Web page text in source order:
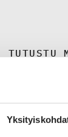
TUTUSTU